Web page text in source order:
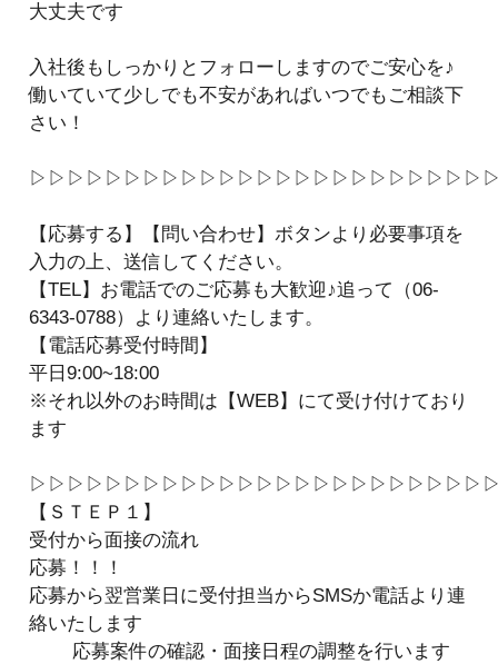
大丈夫です
入社後もしっかりとフォローしますのでご安心を♪
働いていて少しでも不安があればいつでもご相談下
さい！
【応募する】【問い合わせ】ボタンより必要事項を
入力の上、送信してください。
【TEL】お電話でのご応募も大歓迎♪追って（06‐
6343‐0788）より連絡いたします。
【電話応募受付時間】
平日9:00~18:00
※それ以外のお時間は【WEB】にて受け付けており
ます
【ＳＴＥＰ１】
受付から面接の流れ
応募！！！
応募から翌営業日に受付担当からSMSか電話より連
絡いたします
応募案件の確認・面接日程の調整を行います